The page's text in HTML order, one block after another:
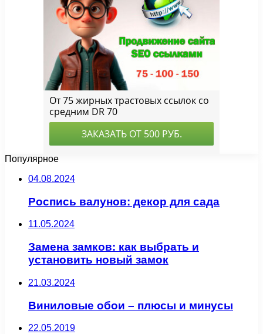
Популярное
04.08.2024
Роспись валунов: декор для сада
11.05.2024
Замена замков: как выбрать и
установить новый замок
21.03.2024
Виниловые обои – плюсы и минусы
22.05.2019